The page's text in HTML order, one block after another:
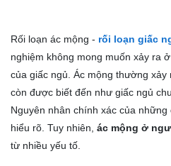
Rối loạn ác mộng - rối loạn giấc
nghiệm không mong muốn xảy ra
của giấc ngủ. Ác mộng thường xảy
còn được biết đến như giấc ngủ
Nguyên nhân chính xác của
hiểu rõ. Tuy nhiên, ác mộng ở
từ nhiều yếu tố.